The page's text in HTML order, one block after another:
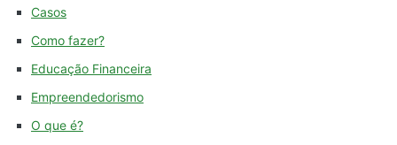
Casos
Como fazer?
Educação Financeira
Empreendedorismo
O que é?